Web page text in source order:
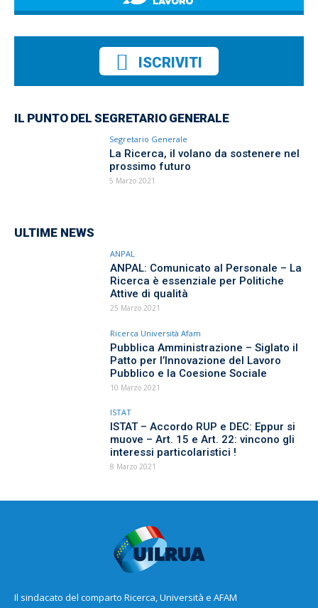
ISCRIVITI
IL PUNTO DEL SEGRETARIO GENERALE
Segretario Generale
La Ricerca, il volano da sostenere nel
prossimo futuro
5 Marzo 2021
ULTIME NEWS
ANPAL
ANPAL: Comunicato al Personale – La
Ricerca è essenziale per Politiche
Attive di qualità
25 Marzo 2021
Ricerca Università Afam
Pubblica Amministrazione – Siglato il
Patto per l’Innovazione del Lavoro
Pubblico e la Coesione Sociale
10 Marzo 2021
ISTAT
ISTAT – Accordo RUP e DEC: Eppur si
muove – Art. 15 e Art. 22: vincono gli
interessi particolaristici !
8 Marzo 2021
Il sindacato del comparto Ricerca, Università e AFAM